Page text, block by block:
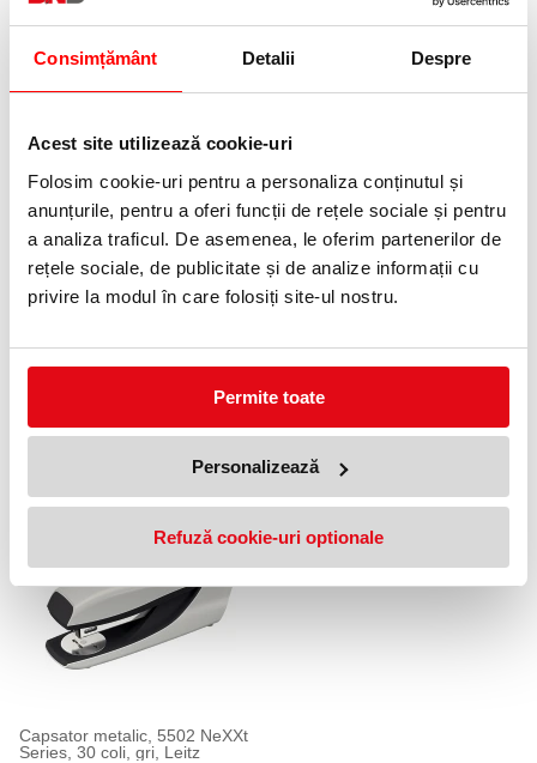
Consimțământ Detalii Despre
Acest site utilizează cookie-uri
Folosim cookie-uri pentru a personaliza conținutul și
anunțurile, pentru a oferi funcții de rețele sociale și pentru
a analiza traficul. De asemenea, le oferim partenerilor de
rețele sociale, de publicitate și de analize informații cu
privire la modul în care folosiți site-ul nostru.
Permite toate
Personalizează
Refuză cookie-uri optionale
Perforator metalic de capacitate mare pentru 4 perforatii. Folosit
PRODUSE SIMILARE
partial reciclat, reciclabil, A4
PP/PP, partial reciclat,
mecanism 4DR, inel 50 mm,
alb , Leitz
77,15 lei(pret cu TVA)
Capsator metalic, 5502 NeXXt
Series, 30 coli, gri, Leitz